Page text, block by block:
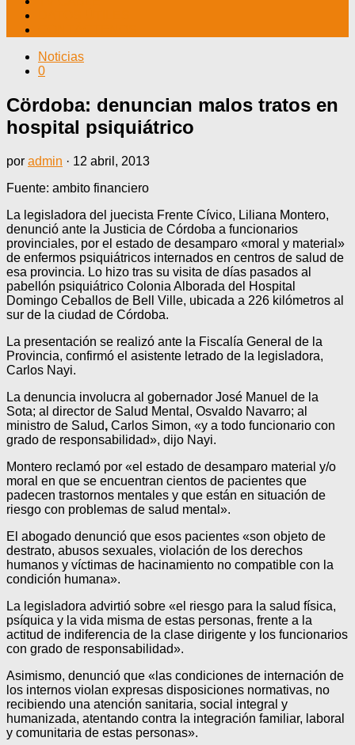
Noticias
0
Cördoba: denuncian malos tratos en
hospital psiquiátrico
por admin · 12 abril, 2013
Fuente: ambito financiero
La legisladora del juecista Frente Cívico, Liliana Montero,
denunció ante la Justicia de Córdoba a funcionarios
provinciales, por el estado de desamparo «moral y material»
de enfermos psiquiátricos internados en centros de salud de
esa provincia. Lo hizo tras su visita de días pasados al
pabellón psiquiátrico Colonia Alborada del Hospital
Domingo Ceballos de Bell Ville, ubicada a 226 kilómetros al
sur de la ciudad de Córdoba.
La presentación se realizó ante la Fiscalía General de la
Provincia, confirmó el asistente letrado de la legisladora,
Carlos Nayi.
La denuncia involucra al gobernador José Manuel de la
Sota; al director de Salud Mental, Osvaldo Navarro; al
ministro de Salud, Carlos Simon, «y a todo funcionario con
grado de responsabilidad», dijo Nayi.
Montero reclamó por «el estado de desamparo material y/o
moral en que se encuentran cientos de pacientes que
padecen trastornos mentales y que están en situación de
riesgo con problemas de salud mental».
El abogado denunció que esos pacientes «son objeto de
destrato, abusos sexuales, violación de los derechos
humanos y víctimas de hacinamiento no compatible con la
condición humana».
La legisladora advirtió sobre «el riesgo para la salud física,
psíquica y la vida misma de estas personas, frente a la
actitud de indiferencia de la clase dirigente y los funcionarios
con grado de responsabilidad».
Asimismo, denunció que «las condiciones de internación de
los internos violan expresas disposiciones normativas, no
recibiendo una atención sanitaria, social integral y
humanizada, atentando contra la integración familiar, laboral
y comunitaria de estas personas».